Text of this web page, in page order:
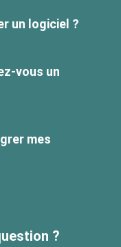
un logiciel ?
vous un
mes
?